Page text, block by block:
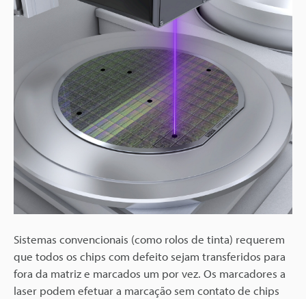
Sistemas convencionais (como rolos de tinta) requerem
que todos os chips com defeito sejam transferidos para
fora da matriz e marcados um por vez. Os marcadores a
laser podem efetuar a marcação sem contato de chips